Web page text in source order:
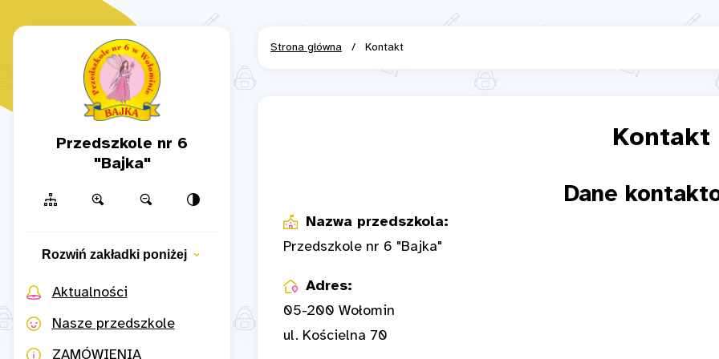
Przedszkole nr 6
"Bajka"
Rozwiń zakładki poniżej
Aktualności
Nasze przedszkole
ZAMÓWIENIA
Strona główna / Kontakt
Kontakt
Dane
Nazwa przedszkola:
Przedszkole nr 6 "Bajka"
Adres:
05-200 Wołomin
ul. Kościelna 70